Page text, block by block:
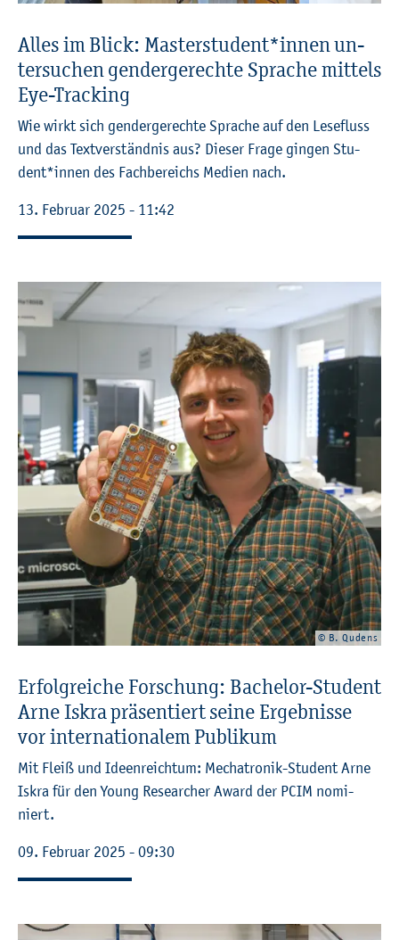
Alles im Blick: Mas­ter­stu­dent*innen un­
ter­su­chen gen­der­ge­rech­te Spra­che mit­tels
Eye-Tracking
Wie wirkt sich gen­der­ge­rech­te Spra­che auf den Le­se­fluss
und das Text­ver­ständ­nis aus? Die­ser Frage gin­gen Stu­
dent*innen des Fach­be­reichs Me­di­en nach.
13. Fe­bru­ar 2025 - 11:42
© B. Qu­dens
Er­folg­rei­che For­schung: Ba­che­lor-Stu­dent
Arne Iskra prä­sen­tiert seine Er­geb­nis­se
vor in­ter­na­tio­na­lem Pu­bli­kum
Mit Fleiß und Ide­en­reich­tum: Me­cha­tro­nik-Stu­dent Arne
Iskra für den Young Re­se­ar­cher Award der PCIM no­mi­
niert.
09. Fe­bru­ar 2025 - 09:30